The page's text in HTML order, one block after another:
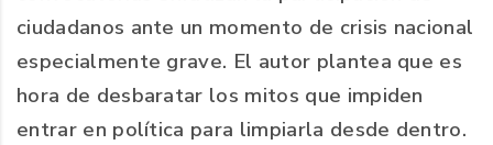
ciudadanos ante un momento de crisis nacional
especialmente grave. El autor plantea que es
hora de desbaratar los mitos que impiden
entrar en política para limpiarla desde dentro.